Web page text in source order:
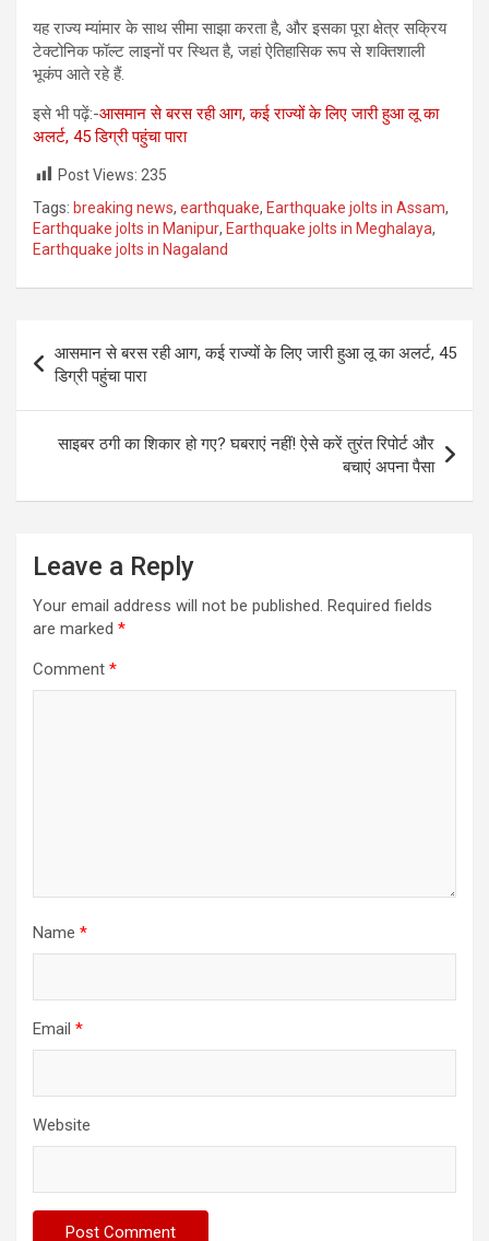
यह राज्य म्यांमार के साथ सीमा साझा करता है, और इसका पूरा क्षेत्र सक्रिय
टेक्टोनिक फॉल्ट लाइनों पर स्थित है, जहां ऐतिहासिक रूप से शक्तिशाली
भूकंप आते रहे हैं.
इसे भी पढ़ें:-आसमान से बरस रही आग, कई राज्यों के लिए जारी हुआ लू का
अलर्ट, 45 डिग्री पहुंचा पारा
Post Views: 235
Tags: breaking news, earthquake, Earthquake jolts in Assam,
Earthquake jolts in Manipur, Earthquake jolts in Meghalaya,
Earthquake jolts in Nagaland
navigation
आसमान से बरस रही आग, कई राज्यों के लिए जारी हुआ लू का अलर्ट, 45
डिग्री पहुंचा पारा
साइबर ठगी का शिकार हो गए? घबराएं नहीं! ऐसे करें तुरंत रिपोर्ट और
बचाएं अपना पैसा
Leave a Reply
Your email address will not be published. Required fields
are marked *
Comment *
Name *
Email *
Website